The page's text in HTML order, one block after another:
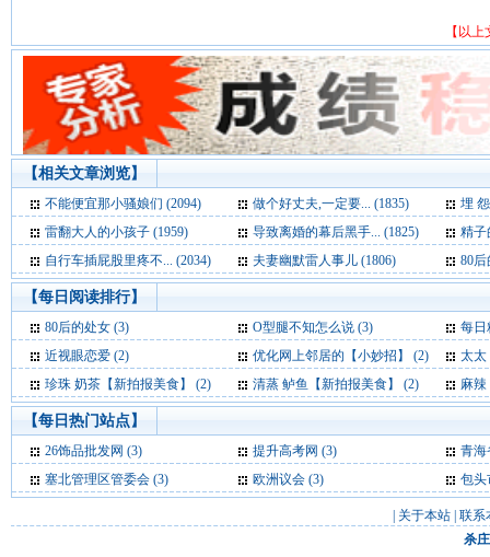
【以
【相关文章浏览】
不能便宜那小骚娘们 (2094) 做个好丈夫,一定要... (1835)
埋
雷翻大人的小孩子 (1959)
导致离婚的幕后黑手... (1825)
精子
自行车插屁股里疼不... (2034)
夫妻幽默雷人事儿 (1806) 80后
【每日阅读排行】
80后的处女 (3) O型腿不知怎么说 (3)
每日
近视眼恋爱 (2)
优化网上邻居的【小妙招】 (2)
太太
珍珠 奶茶【新拍报美食】 (2)
清蒸 鲈鱼【新拍报美食】 (2) 麻
【每日热门站点】
26饰品批发网 (3) 提升高考网 (3)
青海
塞北管理区管委会 (3) 欧洲议会 (3) 包头
关于本站 联系
杀